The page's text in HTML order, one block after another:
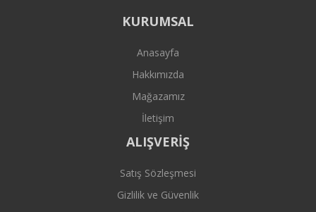
KURUMSAL
Anasayfa
Hakkımızda
Mağazamız
İletişim
ALIŞVERİŞ
Satış Sözleşmesi
Gizlilik ve Güvenlik